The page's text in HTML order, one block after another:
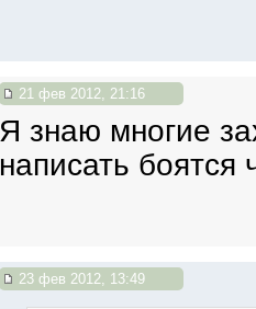
21 фев 2012, 21:16
Я знаю многие
написать боятся
23 фев 2012, 13:49